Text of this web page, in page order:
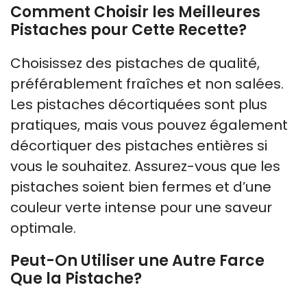
Comment Choisir les Meilleures
Pistaches pour Cette Recette?
Choisissez des pistaches de qualité,
préférablement fraîches et non salées.
Les pistaches décortiquées sont plus
pratiques, mais vous pouvez également
décortiquer des pistaches entières si
vous le souhaitez. Assurez-vous que les
pistaches soient bien fermes et d’une
couleur verte intense pour une saveur
optimale.
Peut-On Utiliser une Autre Farce
Que la Pistache?